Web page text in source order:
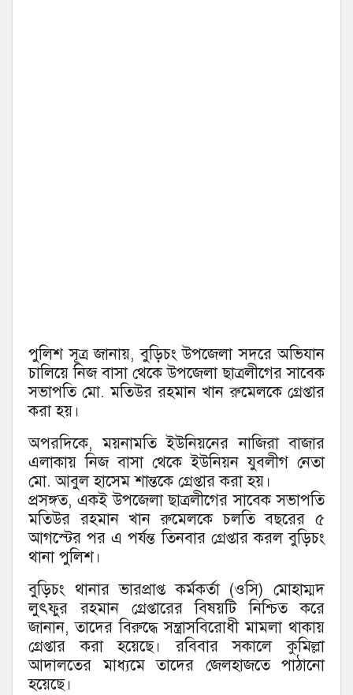
পুলিশ সূত্র জানায়, বুড়িচং উপজেলা সদরে অভিযান
চালিয়ে নিজ বাসা থেকে উপজেলা ছাত্রলীগের সাবেক
সভাপতি মো. মতিউর রহমান খান রুমেলকে গ্রেপ্তার
করা হয়।
অপরদিকে, ময়নামতি ইউনিয়নের নাজিরা বাজার
এলাকায় নিজ বাসা থেকে ইউনিয়ন যুবলীগ নেতা
মো. আবুল হাসেম শান্তকে গ্রেপ্তার করা হয়।
প্রসঙ্গত, একই উপজেলা ছাত্রলীগের সাবেক সভাপতি
মতিউর রহমান খান রুমেলকে চলতি বছরের ৫
আগস্টের পর এ পর্যন্ত তিনবার গ্রেপ্তার করল বুড়িচং
থানা পুলিশ।
বুড়িচং থানার ভারপ্রাপ্ত কর্মকর্তা (ওসি) মোহাম্মদ
লুৎফুর রহমান গ্রেপ্তারের বিষয়টি নিশ্চিত করে
জানান, তাদের বিরুদ্ধে সন্ত্রাসবিরোধী মামলা থাকায়
গ্রেপ্তার করা হয়েছে। রবিবার সকালে কুমিল্লা
আদালতের মাধ্যমে তাদের জেলহাজতে পাঠানো
হয়েছে।